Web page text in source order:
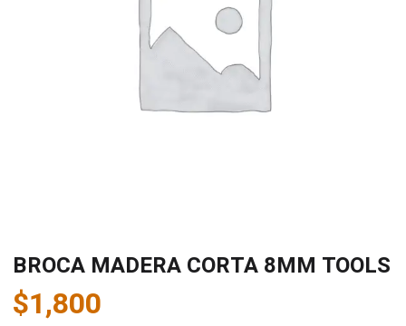
BROCA MADERA CORTA 8MM TOOLS
$1,800